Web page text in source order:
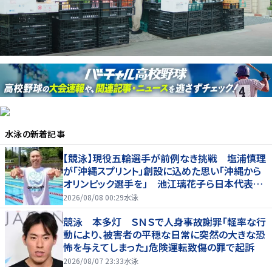
水泳の新着記事
【競泳】現役五輪選手が前例なき挑戦 塩浦慎理
が「沖縄スプリント」創設に込めた思い「沖縄から
オリンピック選手を」 池江璃花子ら日本代表も
参戦
2026/08/08 00:29水泳
競泳 本多灯 ＳＮＳで人身事故謝罪「軽率な行
動により、被害者の平穏な日常に突然の大きな恐
怖を与えてしまった」危険運転致傷の罪で起訴
2026/08/07 23:33水泳